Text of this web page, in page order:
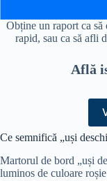
Obține un raport ca
rapid, sau ca să afli
Află
Ce semnifică „uși
Martorul de bord „uși
luminos de culoare